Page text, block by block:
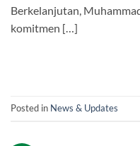
Berkelanjutan,
komitmen […]
Posted in News & Updates